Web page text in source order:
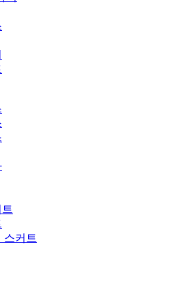
스커트